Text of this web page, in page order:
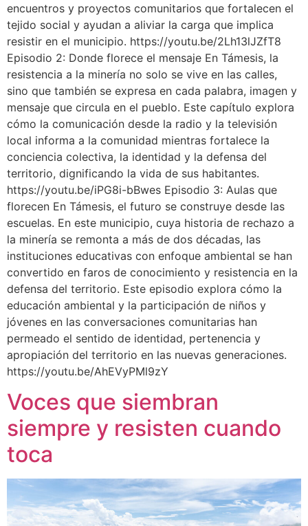
encuentros y proyectos comunitarios que fortalecen el
tejido social y ayudan a aliviar la carga que implica
resistir en el municipio. https://youtu.be/2Lh13lJZfT8
Episodio 2: Donde florece el mensaje En Támesis, la
resistencia a la minería no solo se vive en las calles,
sino que también se expresa en cada palabra, imagen y
mensaje que circula en el pueblo. Este capítulo explora
cómo la comunicación desde la radio y la televisión
local informa a la comunidad mientras fortalece la
conciencia colectiva, la identidad y la defensa del
territorio, dignificando la vida de sus habitantes.
https://youtu.be/iPG8i-bBwes Episodio 3: Aulas que
florecen En Támesis, el futuro se construye desde las
escuelas. En este municipio, cuya historia de rechazo a
la minería se remonta a más de dos décadas, las
instituciones educativas con enfoque ambiental se han
convertido en faros de conocimiento y resistencia en la
defensa del territorio. Este episodio explora cómo la
educación ambiental y la participación de niños y
jóvenes en las conversaciones comunitarias han
permeado el sentido de identidad, pertenencia y
apropiación del territorio en las nuevas generaciones.
https://youtu.be/AhEVyPMl9zY
Voces que siembran
siempre y resisten cuando
toca